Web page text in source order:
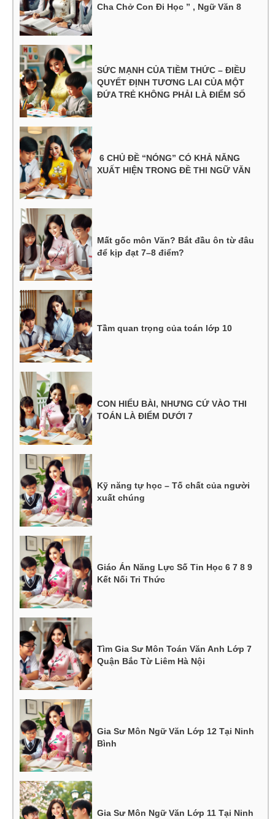
Cha Chở Con Đi Học ” , Ngữ Văn 8
SỨC MẠNH CỦA TIỀM THỨC – ĐIỀU
QUYẾT ĐỊNH TƯƠNG LAI CỦA MỘT
ĐỨA TRẺ KHÔNG PHẢI LÀ ĐIỂM SỐ
6 CHỦ ĐỀ “NÓNG” CÓ KHẢ NĂNG
XUẤT HIỆN TRONG ĐỀ THI NGỮ VĂN
Mất gốc môn Văn? Bắt đầu ôn từ đâu
để kịp đạt 7–8 điểm?
Tầm quan trọng của toán lớp 10
CON HIỂU BÀI, NHƯNG CỨ VÀO THI
TOÁN LÀ ĐIỂM DƯỚI 7
Kỹ năng tự học – Tố chất của người
xuất chúng
Giáo Án Năng Lực Số Tin Học 6 7 8 9
Kết Nối Tri Thức
Tìm Gia Sư Môn Toán Văn Anh Lớp 7
Quận Bắc Từ Liêm Hà Nội
Gia Sư Môn Ngữ Văn Lớp 12 Tại Ninh
Bình
Gia Sư Môn Ngữ Văn Lớp 11 Tại Ninh